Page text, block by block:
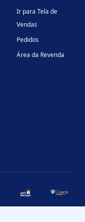
Ir para Tela de
Vendas
Pedidos
Área da Revenda